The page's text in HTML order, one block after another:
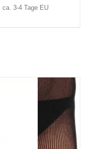
ca. 3-4 Tage EU